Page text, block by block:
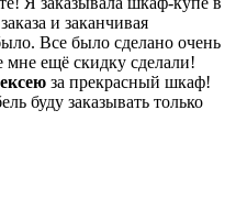
и заканчивая
Все было сделано очень
ещё скидку сделали!
за прекрасный шкаф!
буду заказывать только